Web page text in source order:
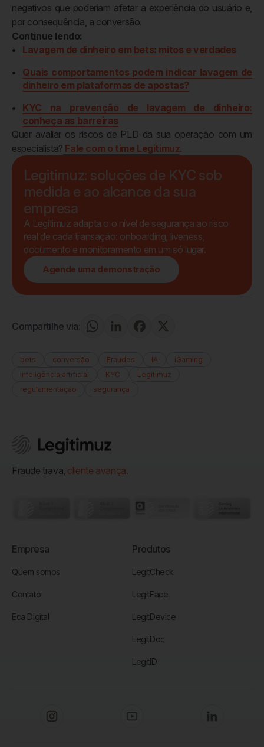
negativos que poderiam afetar a experiência do usuário e,
por consequência, a conversão.
Continue lendo:
Lavagem de dinheiro em bets: mitos e verdades
Quais comportamentos podem indicar lavagem de
dinheiro em plataformas de apostas?
KYC na prevenção de lavagem de dinheiro:
conheça as barreiras
Quer avaliar os riscos de PLD da sua operação com um
especialista? Fale com o time Legitimuz.
Legitimuz: soluções de KYC sob
medida e ao alcance da sua
empresa
A Legitimuz adapta o o nível de segurança ao risco
real de cada transação: onboarding, liveness,
documento e monitoramento em um só lugar.
Agende uma demonstração
Compartilhe via:
bets conversão Fraudes IA
iGaming
inteligência artificial
KYC
Legitimuz
regulamentação
segurança
Fraude trava, cliente avança.
Empresa
Quem somos
Contato
Eca Digital
Produtos
LegitCheck
LegitFace
LegitDevice
LegitDoc
LegitID